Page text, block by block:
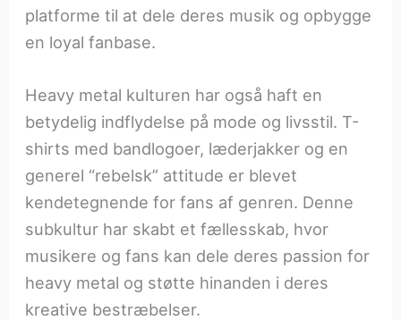
platforme til at dele deres musik og opbygge
en loyal fanbase.
Heavy metal kulturen har også haft en
betydelig indflydelse på mode og livsstil. T-
shirts med bandlogoer, læderjakker og en
generel “rebelsk” attitude er blevet
kendetegnende for fans af genren. Denne
subkultur har skabt et fællesskab, hvor
musikere og fans kan dele deres passion for
heavy metal og støtte hinanden i deres
kreative bestræbelser.